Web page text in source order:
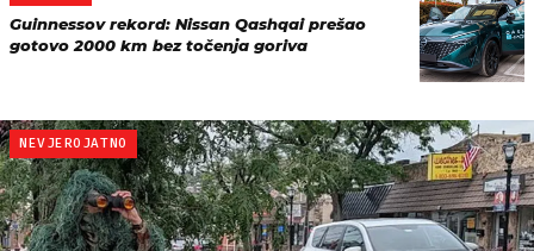
Guinnessov rekord: Nissan Qashqai prešao
gotovo 2000 km bez točenja goriva
NEVJEROJATNO